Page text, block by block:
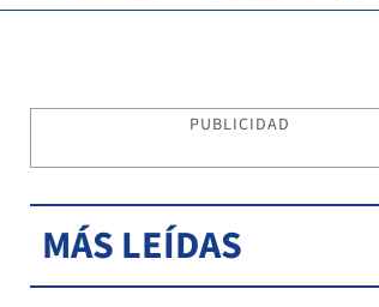
PUBLICIDAD
MÁS LEÍDAS